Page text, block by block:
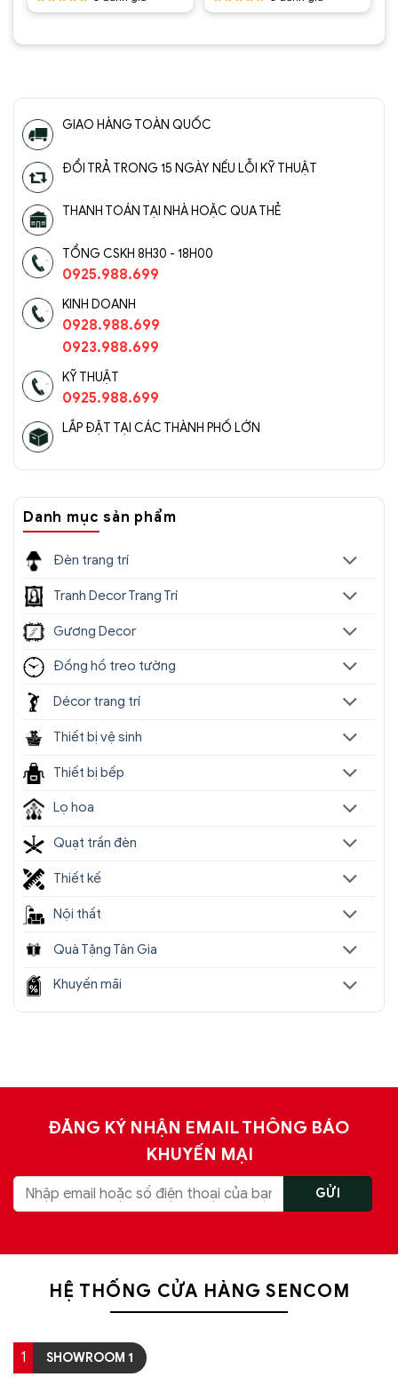
1.500.000 ₫.
Được
55 sao
Được
55 sao
1.500.000 ₫.
GIAO HÀNG TOÀN QUỐC
ĐỔI TRẢ TRONG 15 NGÀY NẾU LỖI KỸ THUẬT
THANH TOÁN TẠI NHÀ HOẶC QUA THẺ
TỔNG CSKH 8H30 - 18H00
0925.988.699
KINH DOANH
0928.988.699
0923.988.699
KỸ THUẬT
0925.988.699
LẮP ĐẶT TẠI CÁC THÀNH PHỐ LỚN
Danh mục sản phẩm
Đèn trang trí
Tranh Decor Trang Trí
Gương Decor
Đồng hồ treo tường
Décor trang trí
Thiết bị vệ sinh
Thiết bị bếp
Lọ hoa
Quạt trần đèn
Thiết kế
Nội thất
Quà Tặng Tân Gia
Khuyến mãi
ĐĂNG KÝ NHẬN EMAIL THÔNG BÁO
KHUYẾN MẠI
HỆ THỐNG CỬA HÀNG SENCOM
1 SHOWROOM 1